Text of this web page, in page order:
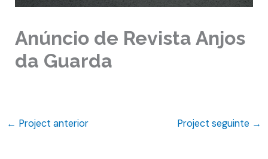
Anúncio de Revista Anjos
da Guarda
← Project anterior Project seguinte →